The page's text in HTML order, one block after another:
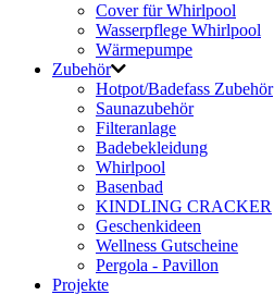
Cover für Whirlpool
Wasserpflege Whirlpool
Wärmepumpe
Zubehör
Hotpot/Badefass Zubehör
Saunazubehör
Filteranlage
Badebekleidung
Whirlpool
Basenbad
KINDLING CRACKER
Geschenkideen
Wellness Gutscheine
Pergola - Pavillon
Projekte